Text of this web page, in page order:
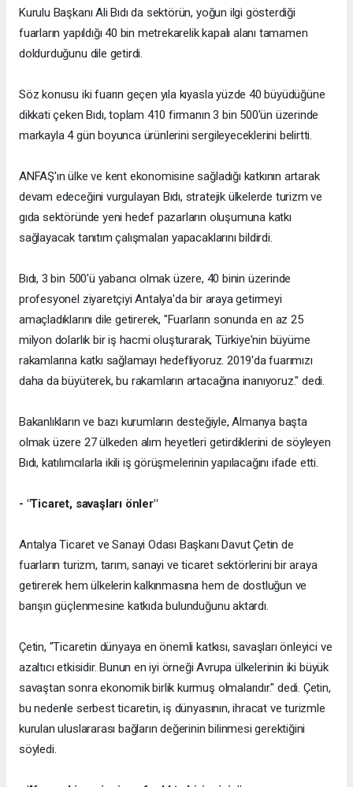
Kurulu Başkanı Ali Bıdı da sektörün, yoğun ilgi gösterdiği
fuarların yapıldığı 40 bin metrekarelik kapalı alanı tamamen
doldurduğunu dile getirdi.
Söz konusu iki fuarın geçen yıla kıyasla yüzde 40 büyüdüğüne
dikkati çeken Bıdı, toplam 410 firmanın 3 bin 500'ün üzerinde
markayla 4 gün boyunca ürünlerini sergileyeceklerini belirtti.
ANFAŞ'ın ülke ve kent ekonomisine sağladığı katkının artarak
devam edeceğini vurgulayan Bıdı, stratejik ülkelerde turizm ve
gıda sektöründe yeni hedef pazarların oluşumuna katkı
sağlayacak tanıtım çalışmaları yapacaklarını bildirdi.
Bıdı, 3 bin 500'ü yabancı olmak üzere, 40 binin üzerinde
profesyonel ziyaretçiyi Antalya'da bir araya getirmeyi
amaçladıklarını dile getirerek, "Fuarların sonunda en az 25
milyon dolarlık bir iş hacmi oluşturarak, Türkiye'nin büyüme
rakamlarına katkı sağlamayı hedefliyoruz. 2019'da fuarımızı
daha da büyüterek, bu rakamların artacağına inanıyoruz." dedi.
Bakanlıkların ve bazı kurumların desteğiyle, Almanya başta
olmak üzere 27 ülkeden alım heyetleri getirdiklerini de söyleyen
Bıdı, katılımcılarla ikili iş görüşmelerinin yapılacağını ifade etti.
- "Ticaret, savaşları önler"
Antalya Ticaret ve Sanayi Odası Başkanı Davut Çetin de
fuarların turizm, tarım, sanayi ve ticaret sektörlerini bir araya
getirerek hem ülkelerin kalkınmasına hem de dostluğun ve
barışın güçlenmesine katkıda bulunduğunu aktardı.
Çetin, "Ticaretin dünyaya en önemli katkısı, savaşları önleyici ve
azaltıcı etkisidir. Bunun en iyi örneği Avrupa ülkelerinin iki büyük
savaştan sonra ekonomik birlik kurmuş olmalarıdır." dedi. Çetin,
bu nedenle serbest ticaretin, iş dünyasının, ihracat ve turizmle
kurulan uluslararası bağların değerinin bilinmesi gerektiğini
söyledi.